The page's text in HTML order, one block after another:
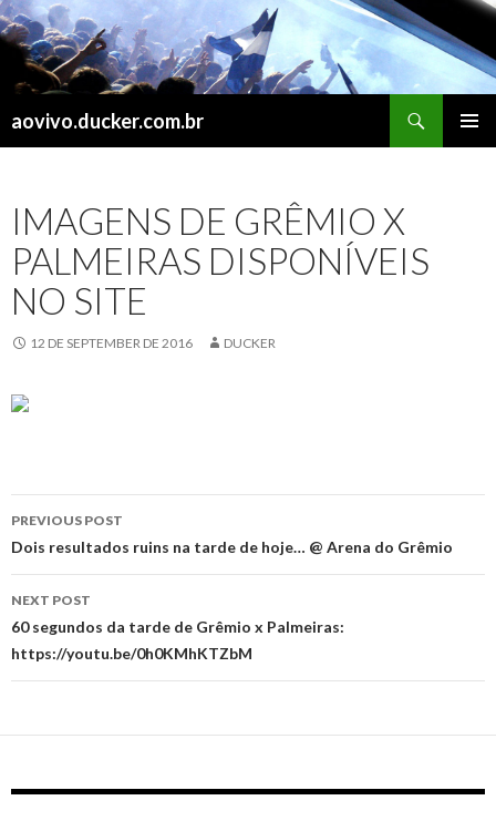
aovivo.ducker.com.br
IMAGENS DE GRÊMIO X
PALMEIRAS DISPONÍVEIS
NO SITE
12 DE SEPTEMBER DE 2016 DUCKER
Post
navigation
PREVIOUS POST
Dois resultados ruins na tarde de hoje… @ Arena do Grêmio
NEXT POST
60 segundos da tarde de Grêmio x Palmeiras:
https://youtu.be/0h0KMhKTZbM